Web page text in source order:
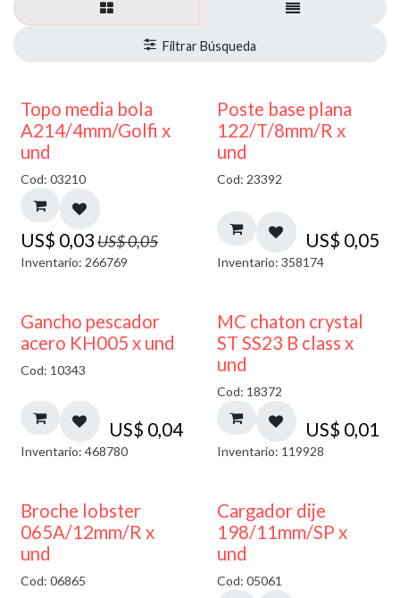
40% DESCUENTO
Topo media bola
A214/4mm/Golfi x
und
Cod: 03210
US$ 0,03US$0,05
Inventario: 266769
Poste base plana
122/T/8mm/R x
und
Cod: 23392
US$ 0,05
Inventario: 358174
Gancho pescador
acero KH005 x und
Cod: 10343
US$ 0,04
Inventario: 468780
MC chaton crystal
ST SS23 B class x
und
Cod: 18372
US$ 0,01
Inventario: 119928
Broche lobster
065A/12mm/R x
und
Cod: 06865 50% DESCUENTO
Cargador dije
198/11mm/SP x
und
Cod: 05061